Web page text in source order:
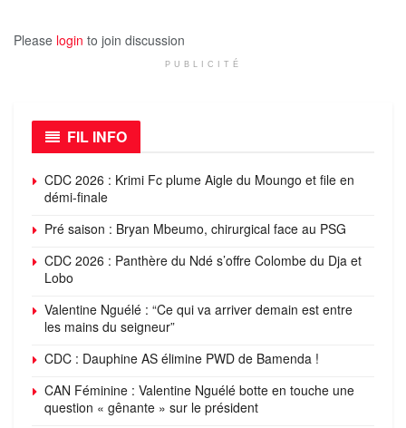
Please login to join discussion
PUBLICITÉ
FIL INFO
CDC 2026 : Krimi Fc plume Aigle du Moungo et file en
démi-finale
Pré saison : Bryan Mbeumo, chirurgical face au PSG
CDC 2026 : Panthère du Ndé s’offre Colombe du Dja et
Lobo
Valentine Nguélé : “Ce qui va arriver demain est entre
les mains du seigneur”
CDC : Dauphine AS élimine PWD de Bamenda !
CAN Féminine : Valentine Nguélé botte en touche une
question « gênante » sur le président